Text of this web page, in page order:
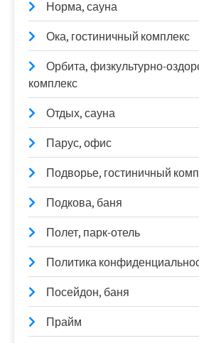
Норма, сауна
Ока, гостиничный комплекс
Орбита, физкультурно-
комплекс
Отдых, сауна
Парус, офис
Подворье, гостиничный
Подкова, баня
Полет, парк-отель
Политика
Посейдон, баня
Прайм